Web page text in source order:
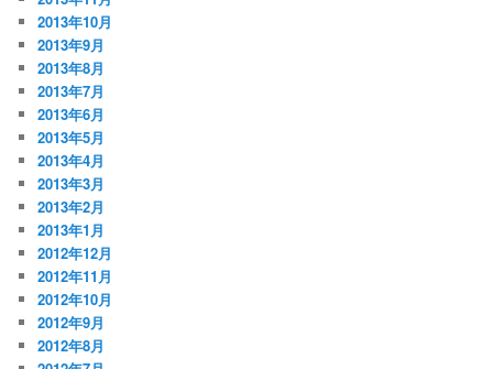
2013年10月
2013年9月
2013年8月
2013年7月
2013年6月
2013年5月
2013年4月
2013年3月
2013年2月
2013年1月
2012年12月
2012年11月
2012年10月
2012年9月
2012年8月